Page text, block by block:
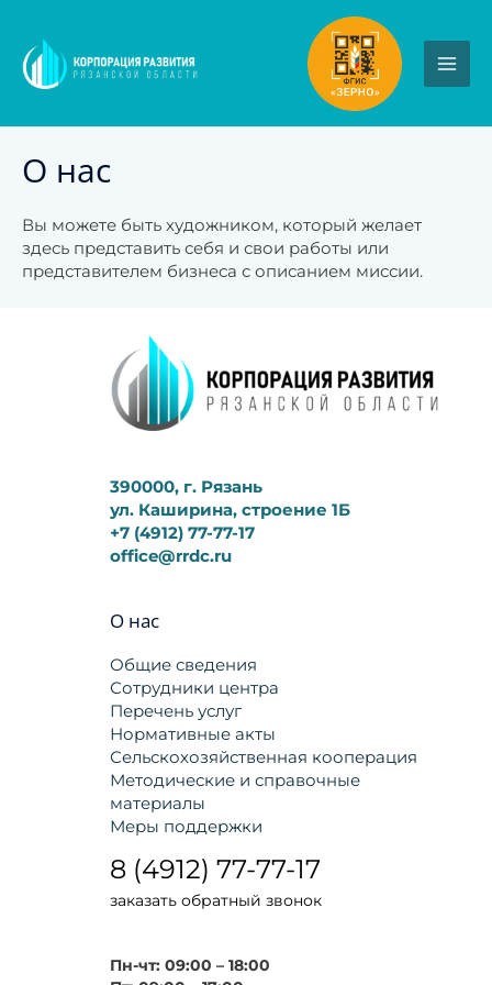
содержимому
О нас
Вы можете быть художником, который желает
здесь представить себя и свои работы или
представителем бизнеса с описанием миссии.
390000, г. Рязань
ул. Каширина, строение 1Б
+7 (4912) 77-77-17
office@rrdc.ru
О нас
Общие сведения
Сотрудники центра
Перечень услуг
Нормативные акты
Сельскохозяйственная кооперация
Методические и справочные
материалы
Меры поддержки
8 (4912) 77-77-17
заказать обратный звонок
Пн-чт: 09:00 – 18:00